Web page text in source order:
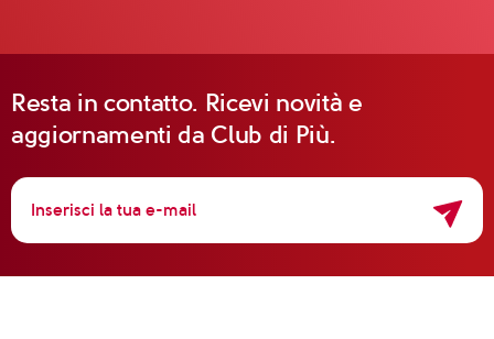
Resta in contatto. Ricevi novità e
aggiornamenti da Club di Più.